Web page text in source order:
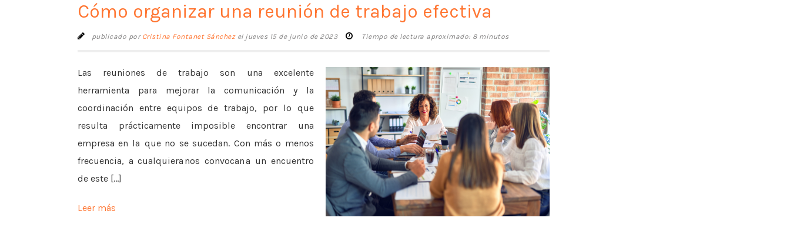
Cómo organizar una reunión de trabajo efectiva
publicado por Cristina Fontanet Sánchezel jueves 15 de junio de 2023 Tiempo de lectura aproximado: 8 minutos
Las reuniones de trabajo son una excelente
herramienta para mejorar la comunicación y la
coordinación entre equipos de trabajo, por lo que
resulta prácticamente imposible encontrar una
empresa en la que no se sucedan. Con más o menos
frecuencia, a cualquiera nos convocan a un encuentro
de este [...]
Leer más